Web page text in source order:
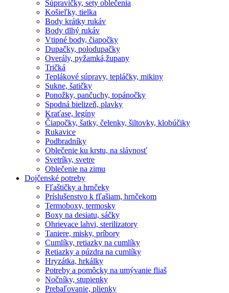
Súpravičky, sety oblečenia
Košieľky, tielka
Body krátky rukáv
Body dlhý rukáv
Vtipné body, čiapočky
Dupačky, polodupačky
Overály, pyžamká,župany
Tričká
Teplákové súpravy, tepláčky, mikiny
Sukne, šatičky
Ponožky, pančuchy, topánočky
Spodná bielizeň, plavky
Kraťase, legíny
Čiapočky, šatky, čelenky, šiltovky, klobúčiky
Rukavice
Podbradníky
Oblečenie ku krstu, na slávnosť
Svetríky, svetre
Oblečenie na zimu
Dojčenské potreby
Fľaštičky a hrnčeky
Príslušenstvo k fľašiam, hrnčekom
Termoboxy, termosky
Boxy na desiatu, sáčky
Ohrievace lahvi, sterilizatory
Taniere, misky, príbory
Cumlíky, retiazky na cumlíky
Retiazky a púzdra na cumlíky
Hryzátka, hrkálky
Potreby a pomôcky na umývanie fliaš
Nočníky, stupienky
Prebaľovanie, plienky